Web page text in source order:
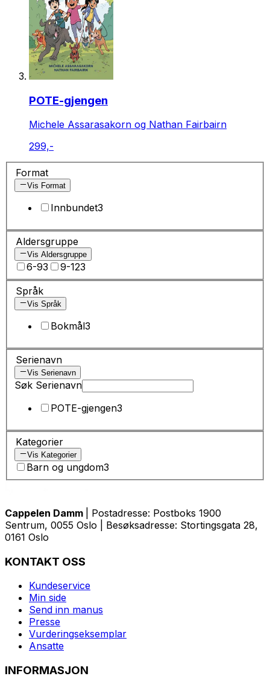
POTE-gjengen
Michele Assarasakorn og Nathan Fairbairn
299,-
Format
Vis Format
Innbundet3
Aldersgruppe
Vis Aldersgruppe
6-93 9-123
Språk
Vis Språk
Bokmål3
Serienavn
Vis Serienavn
Søk Serienavn
POTE-gjengen3
Kategorier
Vis Kategorier
Barn og ungdom3
Cappelen Damm
| Postadresse: Postboks 1900
Sentrum, 0055 Oslo | Besøksadresse: Stortingsgata 28,
0161 Oslo
KONTAKT OSS
Kundeservice
Min side
Send inn manus
Presse
Vurderingseksemplar
Ansatte
INFORMASJON